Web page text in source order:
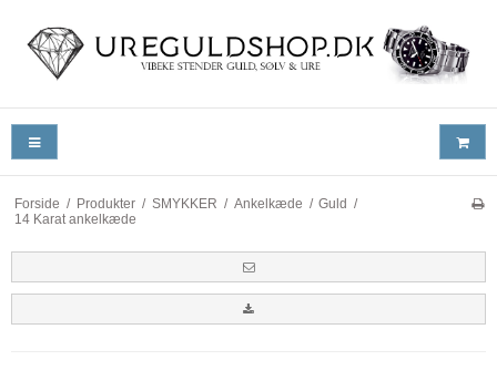
Forside / Produkter / SMYKKER / Ankelkæde / Guld
/
14 Karat ankelkæde